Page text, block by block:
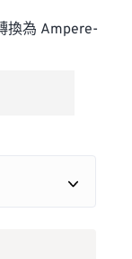
換為 Ampere-